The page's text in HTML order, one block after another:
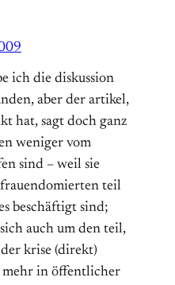
ich die diskussion
aber der artikel,
hat, sagt doch ganz
weniger vom
sind – weil sie
teil
beschäftigt sind;
auch um den teil,
krise (direkt)
mehr in öffentlicher